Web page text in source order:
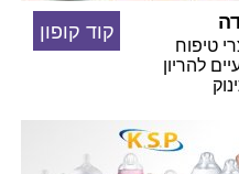
טיפוח
להריון
קוד קופון